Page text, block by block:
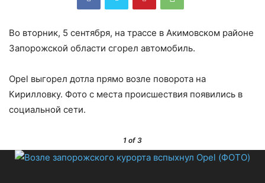
Во вторник, 5 сентября, на трассе в Акимовском районе
Запорожской области сгорел автомобиль.
Opel выгорел дотла прямо возле поворота на
Кирилловку. Фото с места происшествия появились в
социальной сети.
1 of 3